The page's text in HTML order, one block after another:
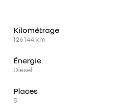
Kilométrage
126 144 km
Énergie
Diesel
Places
5